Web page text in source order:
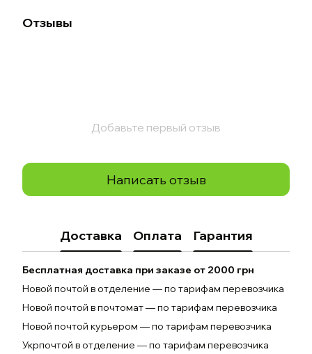
Отзывы
Добавьте первый отзыв
Написать отзыв
Доставка Оплата Гарантия
Бесплатная доставка при заказе от 2000 грн
Новой почтой в отделение — по тарифам перевозчика
Новой почтой в почтомат — по тарифам перевозчика
Новой почтой курьером — по тарифам перевозчика
Укрпочтой в отделение — по тарифам перевозчика